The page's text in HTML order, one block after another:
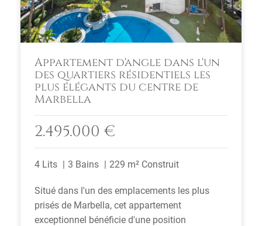
Appartement d'angle dans l'un
des quartiers résidentiels les
plus élégants du centre de
Marbella
2.495.000 €
4 Lits 3 Bains 229 m² Construit
Situé dans l'un des emplacements les plus
prisés de Marbella, cet appartement
exceptionnel bénéficie d'une position